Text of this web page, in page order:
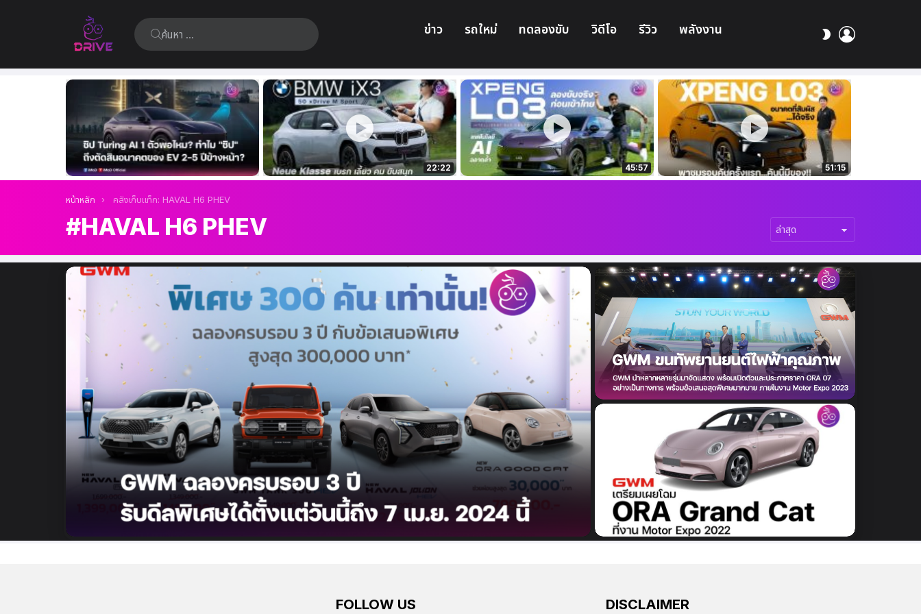
ค้นหา: ข่าว รถใหม่ ทดลองขับ วิดีโอ รีวิว พลังงาน
สลับ
เรื่อง
ล่าสุด
22:22 45:57 51:15
คุณอยู่ที่นี่:
หน้าหลัก คลังเก็บแท็ก: HAVAL H6 PHEV
HAVAL H6 PHEV
เรื่อง
FOLLOW US DISCLAIMER